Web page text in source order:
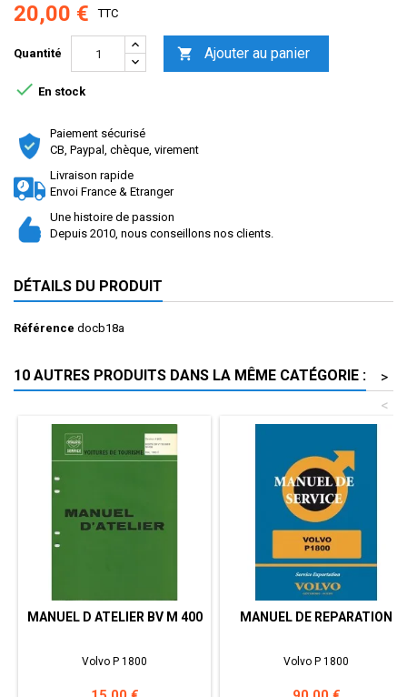
20,00 € TTC
Quantité  Ajouter au panier
 En stock
Paiement sécurisé
CB, Paypal, chèque, virement
Livraison rapide
Envoi France & Etranger
Une histoire de passion
Depuis 2010, nous conseillons nos clients.
DÉTAILS DU PRODUIT
Référence docb18a
10 AUTRES PRODUITS DANS LA MÊME CATÉGORIE :
>
<
MANUEL D ATELIER BV M 400
Volvo P 1800
MANUEL DE REPARATION
Volvo P 1800